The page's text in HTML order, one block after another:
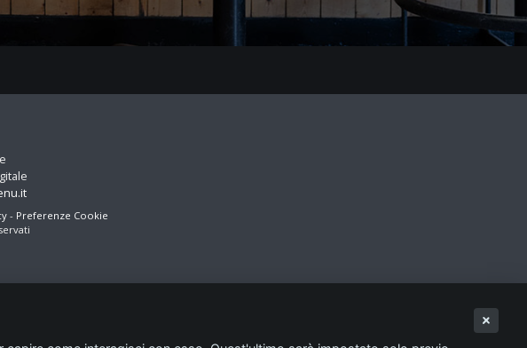
- Preferenze Cookie